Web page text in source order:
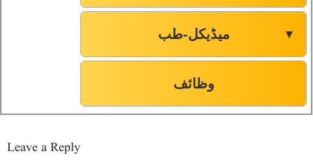
میڈیکل-طب ▼
وظائف
Leave a Reply